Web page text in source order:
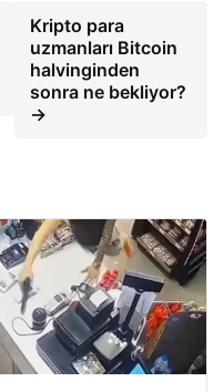
Kripto para
uzmanları Bitcoin
halvinginden
sonra ne bekliyor?
→